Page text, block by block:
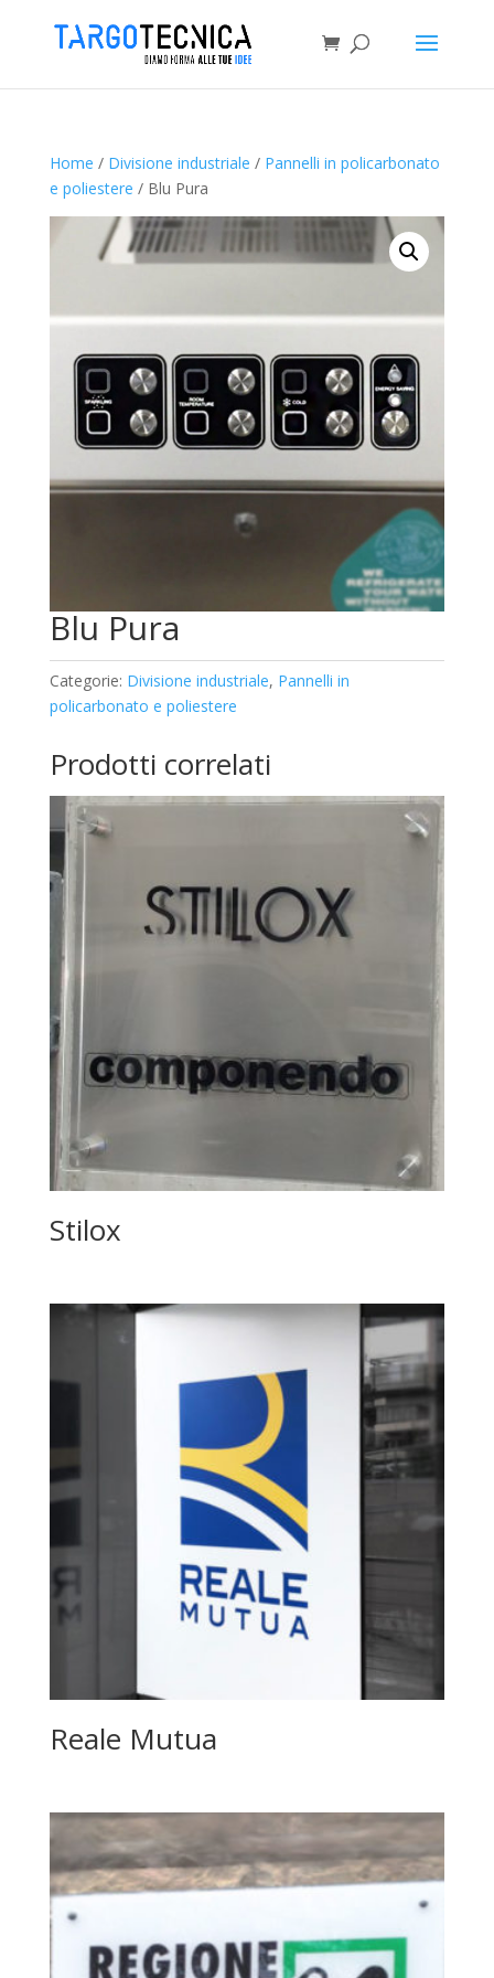
Home / Divisione industriale / Pannelli in policarbonato
e poliestere / Blu Pura
Blu Pura
Categorie: Divisione industriale, Pannelli in
policarbonato e poliestere
Prodotti correlati
Stilox
Reale Mutua